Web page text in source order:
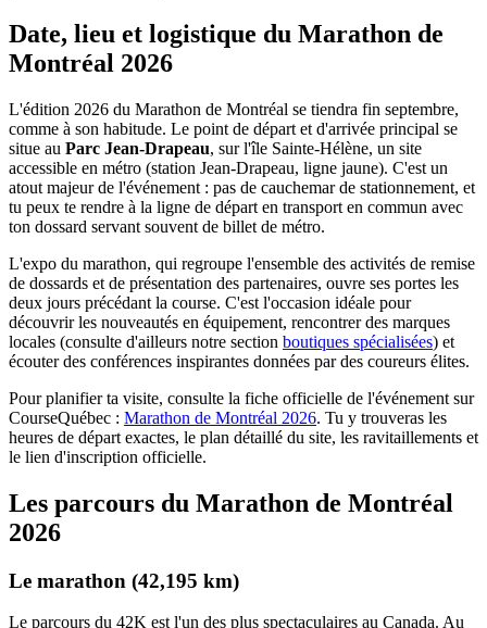
Date, lieu et logistique du Marathon de
Montréal 2026
L'édition 2026 du Marathon de Montréal se tiendra fin septembre,
comme à son habitude. Le point de départ et d'arrivée principal se
situe au Parc Jean-Drapeau, sur l'île Sainte-Hélène, un site
accessible en métro (station Jean-Drapeau, ligne jaune). C'est un
atout majeur de l'événement : pas de cauchemar de stationnement, et
tu peux te rendre à la ligne de départ en transport en commun avec
ton dossard servant souvent de billet de métro.
L'expo du marathon, qui regroupe l'ensemble des activités de remise
de dossards et de présentation des partenaires, ouvre ses portes les
deux jours précédant la course. C'est l'occasion idéale pour
découvrir les nouveautés en équipement, rencontrer des marques
locales (consulte d'ailleurs notre section boutiques spécialisées) et
écouter des conférences inspirantes données par des coureurs élites.
Pour planifier ta visite, consulte la fiche officielle de l'événement sur
CourseQuébec : Marathon de Montréal 2026. Tu y trouveras les
heures de départ exactes, le plan détaillé du site, les ravitaillements et
le lien d'inscription officielle.
Les parcours du Marathon de Montréal
2026
Le marathon (42,195 km)
Le parcours du 42K est l'un des plus spectaculaires au Canada. Au